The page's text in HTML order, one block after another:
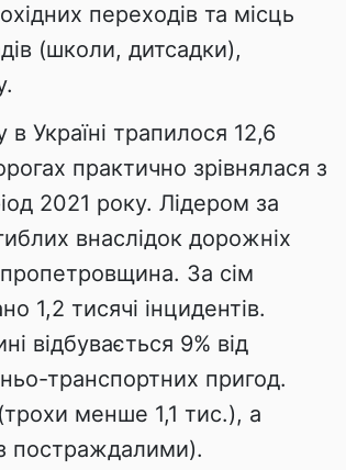
переходів та місць
(школи, дитсадки),
Україні трапилося 12,6
практично зрівнялася з
2021 року. Лідером за
внаслідок дорожніх
За сім
1,2 тисячі інцидентів.
відбувається 9% від
транспортних пригод.
менше 1,1 тис.), а
постраждалими).